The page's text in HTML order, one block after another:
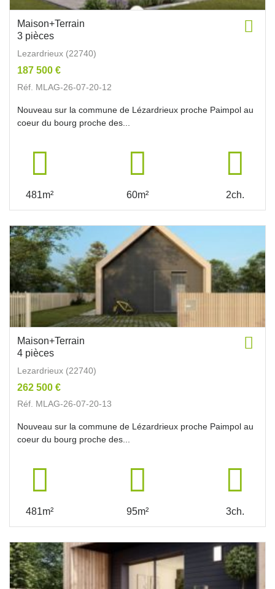
Maison+Terrain
3 pièces
Lezardrieux (22740)
187 500 €
Réf. MLAG-26-07-20-12
Nouveau sur la commune de Lézardrieux proche Paimpol au
coeur du bourg proche des...
481m² 60m² 2ch.
Maison+Terrain
4 pièces
Lezardrieux (22740)
262 500 €
Réf. MLAG-26-07-20-13
Nouveau sur la commune de Lézardrieux proche Paimpol au
coeur du bourg proche des...
481m² 95m² 3ch.